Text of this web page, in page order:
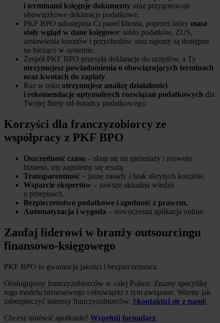
i terminami księguje dokumenty oraz przygotowuje
obowiązkowe deklaracje podatkowe.
PKF BPO udostępnia Ci panel klienta, poprzez który masz
stały wgląd w dane księgowe: saldo podatków, ZUS,
zestawienia kosztów i przychodów oraz raporty są dostępne
na bieżąco w systemie.
Zespół PKF BPO przesyła deklaracje do urzędów, a Ty
otrzymujesz powiadomienia o obowiązujących terminach
oraz kwotach do zapłaty.
Raz w roku otrzymujesz analizę działalności
i rekomendacje optymalnych rozwiązań podatkowych dla
Twojej firmy od doradcy podatkowego.
Korzyści dla franczyzobiorcy ze
współpracy z PKF BPO
Oszczędność czasu – skup się na sprzedaży i rozwoju
biznesu, my zajmiemy się resztą.
Transparentność – jasne zasady i brak ukrytych kosztów.
Wsparcie ekspertów – zawsze aktualna wiedza
o przepisach.
Bezpieczeństwo podatkowe i zgodność z prawem.
Automatyzacja i wygoda – nowoczesna aplikacja online.
Zaufaj liderowi w branży outsourcingu
finansowo-księgowego
PKF BPO to gwarancja jakości i bezpieczeństwa.
Obsługujemy franczyzobiorców w całej Polsce. Znamy specyfikę
tego modelu biznesowego i obowiązki z tym związane. Wiemy jak
zabezpieczyć interesy franczyzobiorców. Skontaktuj się z nami!
Chcesz umówić spotkanie? Wypełnij formularz.